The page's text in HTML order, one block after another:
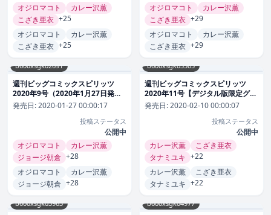
オジロマコト
カレー沢薫
こざき亜衣 +25
オジロマコト
カレー沢薫
こざき亜衣 +25
オジロマコト
カレー沢薫
こざき亜衣 +29
オジロマコト
カレー沢薫
こざき亜衣 +29
b600xsgk02691
週刊ビッグコミックスピリッツ
2020年9号（2020年1月27日発
売） 雑誌
発売日:2020-01-27 00:00:17
投稿ステータス
公開中
オジロマコト
カレー沢薫
ジョージ朝倉 +28
オジロマコト
カレー沢薫
ジョージ朝倉 +28
b600xsgk03305
週刊ビッグコミックスピリッツ
2020年11号【デジタル版限定グラ
ビア増量「柏木由紀」】（2020年
2月10日発売） 雑誌
発売日:2020-02-10 00:00:07
投稿ステータス
公開中
カレー沢薫
こざき亜衣
タナミユキ +22
カレー沢薫
こざき亜衣
タナミユキ +22
b600xsgk03963 b600xsgk04977